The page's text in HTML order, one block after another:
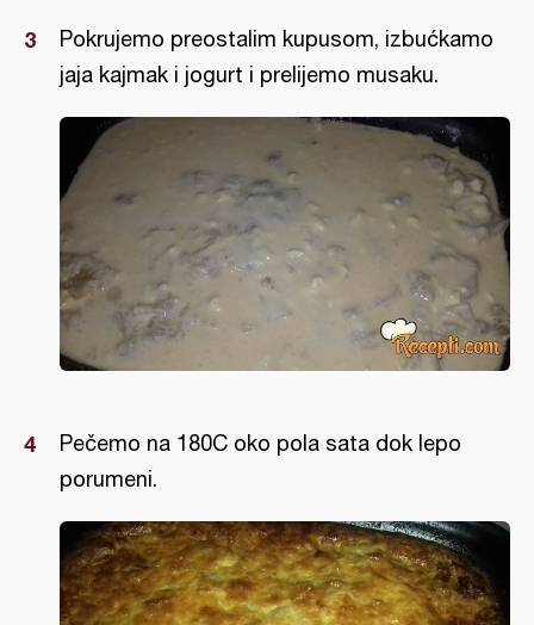
Pokrujemo preostalim kupusom, izbućkamo
jaja kajmak i jogurt i prelijemo musaku.
Pečemo na 180C oko pola sata dok lepo
porumeni.